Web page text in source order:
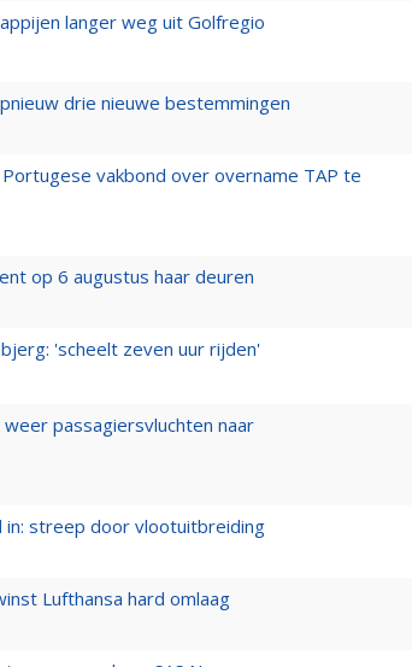
langer weg uit Golfregio
drie nieuwe bestemmingen
vakbond over overname TAP te
op 6 augustus haar deuren
'scheelt zeven uur rijden'
passagiersvluchten naar
streep door vlootuitbreiding
Lufthansa hard omlaag